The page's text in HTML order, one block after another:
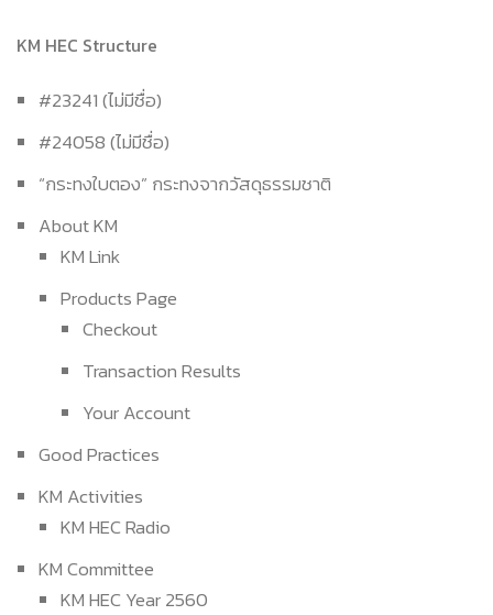
KM HEC Structure
#23241 (ไม่มีชื่อ)
#24058 (ไม่มีชื่อ)
“กระทงใบตอง” กระทงจากวัสดุธรรมชาติ
About KM
KM Link
Products Page
Checkout
Transaction Results
Your Account
Good Practices
KM Activities
KM HEC Radio
KM Committee
KM HEC Year 2560